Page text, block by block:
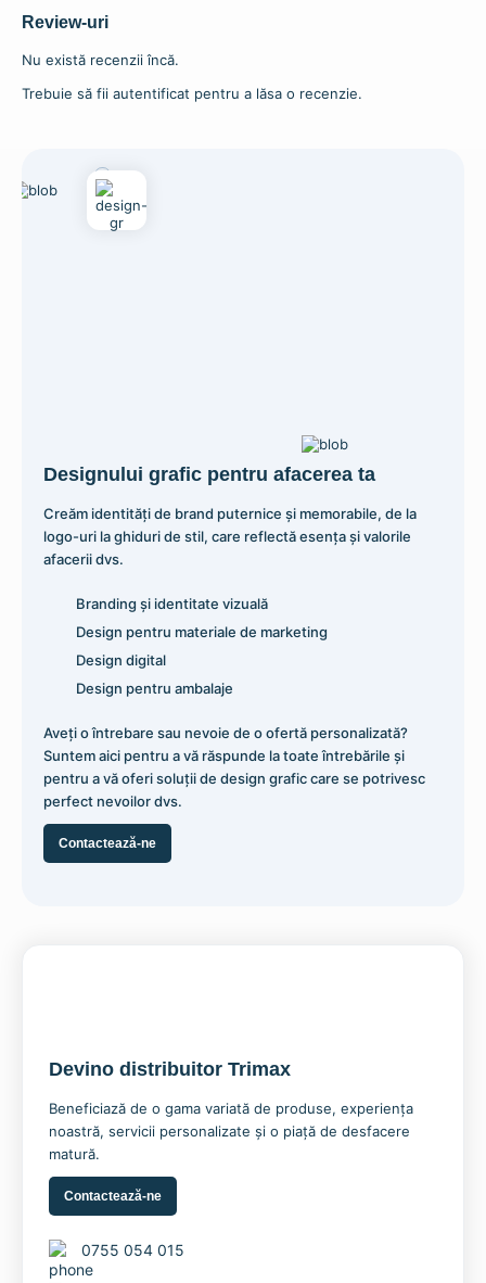
Mare – TTD Evolution- Siser®
32,28lei 64,55lei
Folie pentru transfer termic, printabila, subtire- Soft
Print Color – Siser
436,83 lei
Adaugă în coș
Folie Termotransfer pentru Inscriptionari Textile din
64,40lei–75,63lei
Review-uri
Nu există recenzii încă.
Trebuie să fii autentificat pentru a lăsa o recenzie.
Designului grafic pentru afacerea ta
Creăm identități de brand puternice și memorabile, de la
logo-uri la ghiduri de stil, care reflectă esența și valorile
afacerii dvs.
Branding și identitate vizuală
Design pentru materiale de marketing
Design digital
Design pentru ambalaje
Aveți o întrebare sau nevoie de o ofertă personalizată?
Suntem aici pentru a vă răspunde la toate întrebările și
pentru a vă oferi soluții de design grafic care se potrivesc
perfect nevoilor dvs.
Contactează-ne
Devino distribuitor Trimax
Beneficiază de o gama variată de produse, experiența
noastră, servicii personalizate și o piață de desfacere
matură.
Contactează-ne
0755 054 015